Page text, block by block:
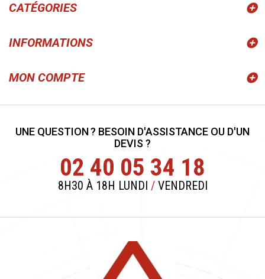
CATÉGORIES
INFORMATIONS
MON COMPTE
UNE QUESTION ? BESOIN D'ASSISTANCE OU D'UN
DEVIS ?
02 40 05 34 18
8H30 À 18H LUNDI /VENDREDI